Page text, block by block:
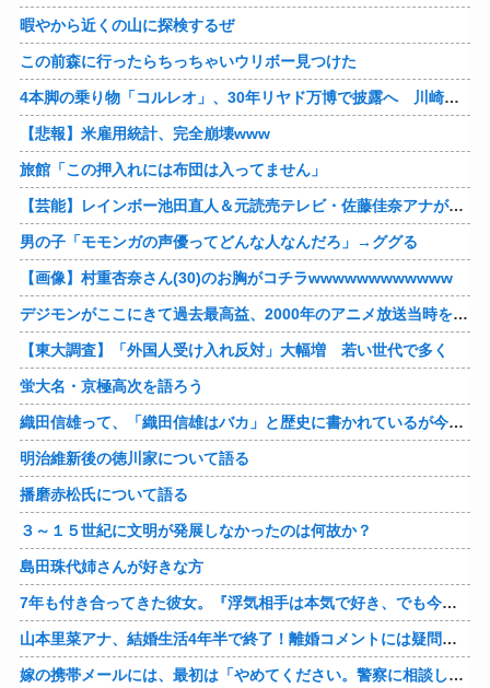
暇やから近くの山に探検するぜ
この前森に行ったらちっちゃいウリボー見つけた
4本脚の乗り物「コルレオ」、30年リヤド万博で披露へ 川崎重工が35年発売目指す
【悲報】米雇用統計、完全崩壊www
旅館「この押入れには布団は入ってません」
【芸能】レインボー池田直人＆元読売テレビ・佐藤佳奈アナが結婚
男の子「モモンガの声優ってどんな人なんだろ」→ググる
【画像】村重杏奈さん(30)のお胸がコチラwwwwwwwwwwww
デジモンがここにきて過去最高益、2000年のアニメ放送当時を上回る
【東大調査】「外国人受け入れ反対」大幅増 若い世代で多く
蛍大名・京極高次を語ろう
織田信雄って、「織田信雄はバカ」と歴史に書かれているが今まで家が残っているんでバカではないよな？
明治維新後の徳川家について語る
播磨赤松氏について語る
３～１５世紀に文明が発展しなかったのは何故か？
島田珠代姉さんが好きな方
7年も付き合ってきた彼女。『浮気相手は本気で好き、でも今の生活は壊したくない。あなたは家族で、浮気相手は恋人。それじゃ駄目なの？』人の心なんて持ってなかったｗ
山本里菜アナ、結婚生活4年半で終了！離婚コメントには疑問の声
嫁の携帯メールには、最初は「やめてください。警察に相談します」とかだったけど、最近は「昨日もすごかった。間君のが中でビクピｋ（ｒｙ」とｗ しかも羽目鳥も満載だった！